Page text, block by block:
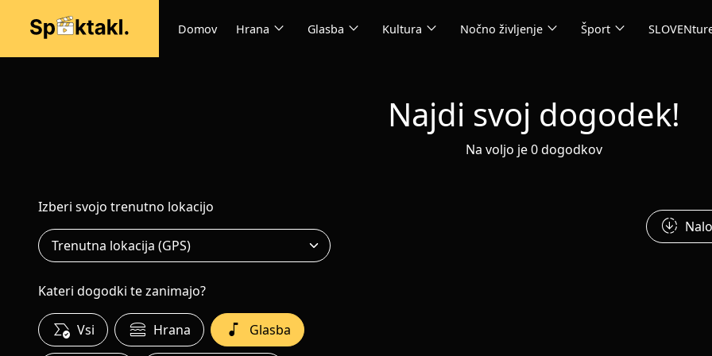
Domov Hrana expand_more Glasba expand_more Kultura expand_more Nočno življenje expand_more Šport expand_more
Najdi svoj dogodek!
Na voljo je 0 dogodkov
Izberi svojo trenutno lokacijo
Kateri dogodki te zanimajo?
all_match Vsi lunch_dining Hrana music_note Glasba
downloading